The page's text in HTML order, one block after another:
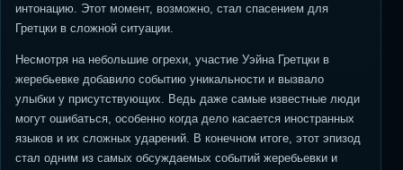
интонацию. Этот момент, возможно, стал спасением для
Гретцки в сложной ситуации.
Несмотря на небольшие огрехи, участие Уэйна Гретцки в
жеребьевке добавило событию уникальности и вызвало
улыбки у присутствующих. Ведь даже самые известные люди
могут ошибаться, особенно когда дело касается иностранных
языков и их сложных ударений. В конечном итоге, этот эпизод
стал одним из самых обсуждаемых событий жеребьевки и